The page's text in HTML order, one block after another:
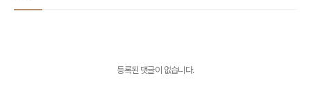
등록된 댓글이 없습니다.